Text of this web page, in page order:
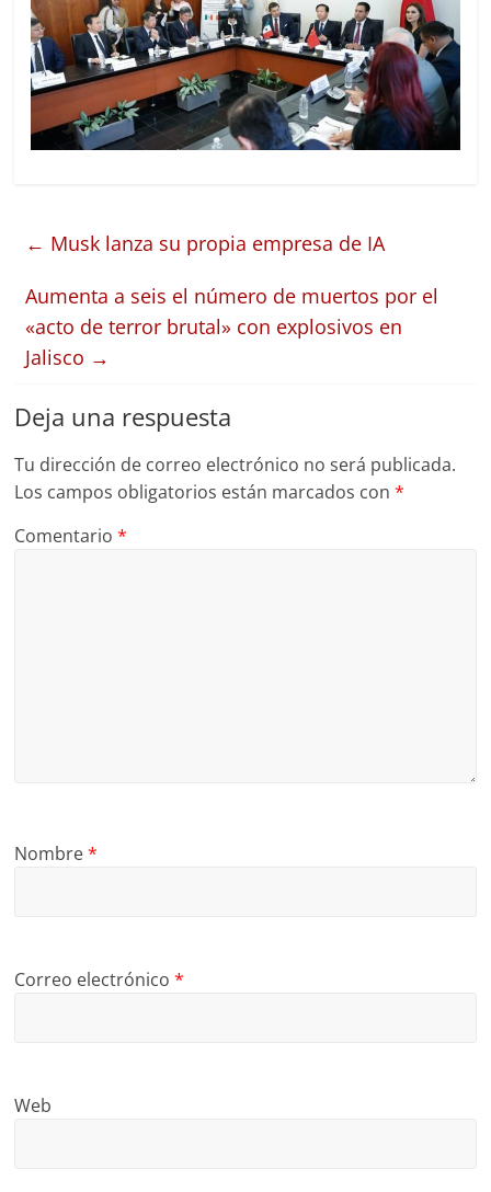
← Musk lanza su propia empresa de IA
Aumenta a seis el número de muertos por el
«acto de terror brutal» con explosivos en
Jalisco →
Deja una respuesta
Tu dirección de correo electrónico no será publicada.
Los campos obligatorios están marcados con*
Comentario*
Nombre*
Correo electrónico*
Web